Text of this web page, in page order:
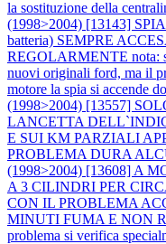
la sostituzione della
(1998>2004) [13143]
batteria) SEMPRE
REGOLARMENTE nota:
nuovi originali ford, ma il
motore la spia si accende
(1998>2004) [13557]
LANCETTA
E SUI KM PARZIALI
PROBLEMA DURA
(1998>2004) [13608] A
A 3 CILINDRI PER
CON IL PROBLEMA
MINUTI FUMA E NON
problema si verifica